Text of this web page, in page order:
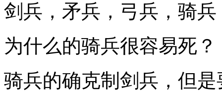
剑兵，矛兵，弓兵，骑
为什么的骑兵很容易死？
骑兵的确克制剑兵，但